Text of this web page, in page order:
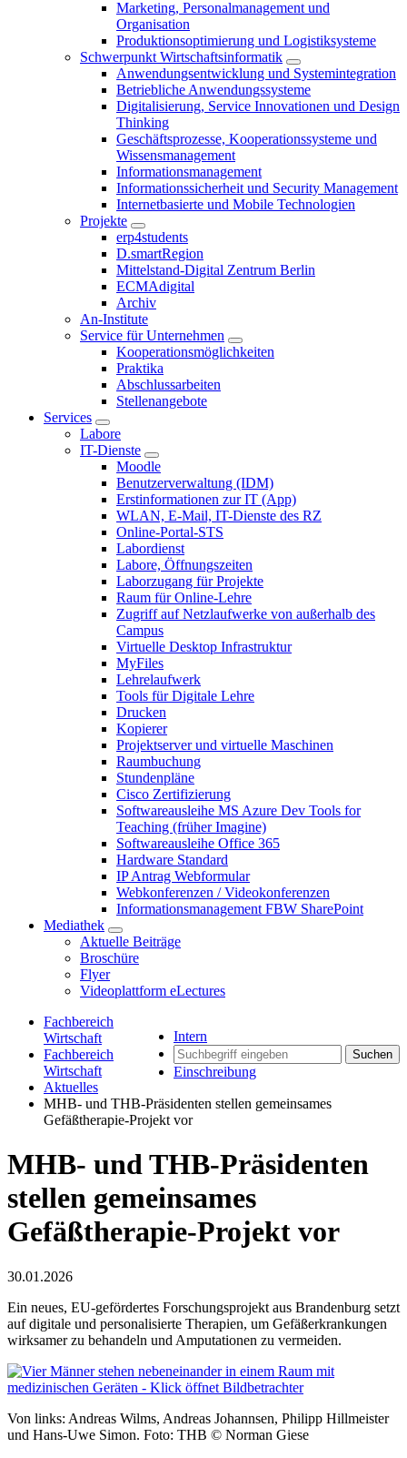
Marketing, Personalmanagement und
Organisation
Produktionsoptimierung und Logistiksysteme
Schwerpunkt Wirtschaftsinformatik
Anwendungsentwicklung und Systemintegration
Betriebliche Anwendungssysteme
Digitalisierung, Service Innovationen und Design
Thinking
Geschäftsprozesse, Kooperationssysteme und
Wissensmanagement
Informationsmanagement
Informationssicherheit und Security Management
Internetbasierte und Mobile Technologien
Projekte
erp4students
D.smartRegion
Mittelstand-Digital Zentrum Berlin
ECMAdigital
Archiv
An-Institute
Service für Unternehmen
Kooperationsmöglichkeiten
Praktika
Abschlussarbeiten
Stellenangebote
Services
Labore
IT-Dienste
Moodle
Benutzerverwaltung (IDM)
Erstinformationen zur IT (App)
WLAN, E-Mail, IT-Dienste des RZ
Online-Portal-STS
Labordienst
Labore, Öffnungszeiten
Laborzugang für Projekte
Raum für Online-Lehre
Zugriff auf Netzlaufwerke von außerhalb des
Campus
Virtuelle Desktop Infrastruktur
MyFiles
Lehrelaufwerk
Tools für Digitale Lehre
Drucken
Kopierer
Projektserver und virtuelle Maschinen
Raumbuchung
Stundenpläne
Cisco Zertifizierung
Softwareausleihe MS Azure Dev Tools for
Teaching (früher Imagine)
Softwareausleihe Office 365
Hardware Standard
IP Antrag Webformular
Webkonferenzen / Videokonferenzen
Informationsmanagement FBW SharePoint
Mediathek
Aktuelle Beiträge
Broschüre
Flyer
Videoplattform eLectures
Intern
Suchen
Einschreibung
Fachbereich
Wirtschaft
Fachbereich
Wirtschaft
Aktuelles
MHB- und THB-Präsidenten stellen gemeinsames
Gefäßtherapie-Projekt vor
MHB- und THB-Präsidenten
stellen gemeinsames
Gefäßtherapie-Projekt vor
30.01.2026
Ein neues, EU-gefördertes Forschungsprojekt aus Brandenburg setzt
auf digitale und personalisierte Therapien, um Gefäßerkrankungen
wirksamer zu behandeln und Amputationen zu vermeiden.
Von links: Andreas Wilms, Andreas Johannsen, Philipp Hillmeister
und Hans-Uwe Simon. Foto: THB © Norman Giese